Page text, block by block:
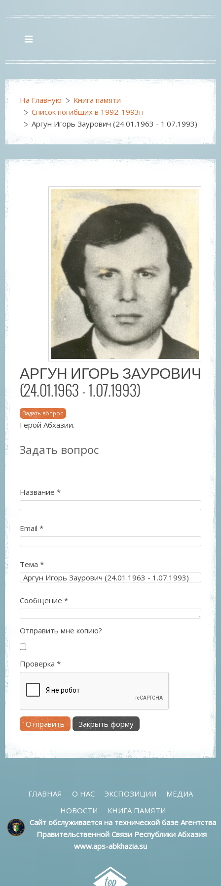
На Главную
Книга памяти
Список погибших в 1992-1993гг
Аргун Игорь Заурович (24.01.1963 - 1.07.1993)
АРГУН ИГОРЬ ЗАУРОВИЧ
(24.01.1963 - 1.07.1993)
Задать вопрос
Герой Абхазии.
Задать вопрос
Название *
Email *
Тема *
Сообщение *
Отправить мне копию?
Проверка *
Отправить Закрыть форму
ГЛАВНАЯ О НАС ЭКСПОЗИЦИИ
МЕДИА
НОВОСТИ
КНИГА ПАМЯТИ
Сайт обслуживается на технической базе Агентства
Правительственной Связи Республики Абхазия
www.aps-abkhazia.su